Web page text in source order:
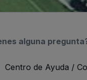
alguna
Centro de Ayuda /